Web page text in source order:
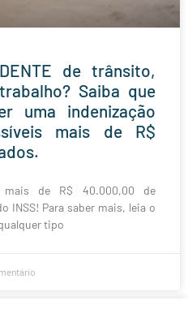
de trânsito,
Saiba que
uma indenização
mais de R$
mais de R$ 40.000,00 de
INSS! Para saber mais, leia o
tipo